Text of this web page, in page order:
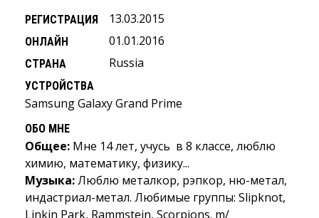
РЕГИСТРАЦИЯ 13.03.2015
ОНЛАЙН 01.01.2016
СТРАНА Russia
УСТРОЙСТВА
Samsung Galaxy Grand Prime
ОБО МНЕ
Общее: Мне 14 лет, учусь в 8 классе, люблю
химию, математику, физику...
Музыка:Люблю металкор, рэпкор, ню-метал,
индастриал-метал. Любимые группы: Slipknot,
Linkin Park, Rammstein, Scorpions. m/